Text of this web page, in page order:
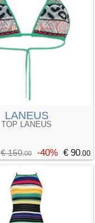
LANEUS
TOP LANEUS
€ 150.00 -40% € 90.00